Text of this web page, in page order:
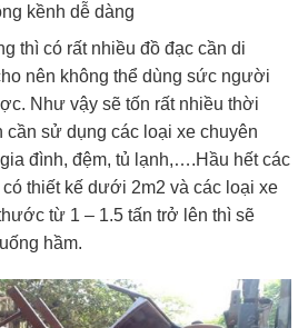
kềnh dễ dàng
thì có rất nhiều đồ đạc cần di
nên không thể dùng sức người
Như vậy sẽ tốn rất nhiều thời
cần sử dụng các loại xe chuyên
đình, đệm, tủ lạnh,….Hầu hết các
thiết kế dưới 2m2 và các loại xe
từ 1 – 1.5 tấn trở lên thì sẽ
hầm.